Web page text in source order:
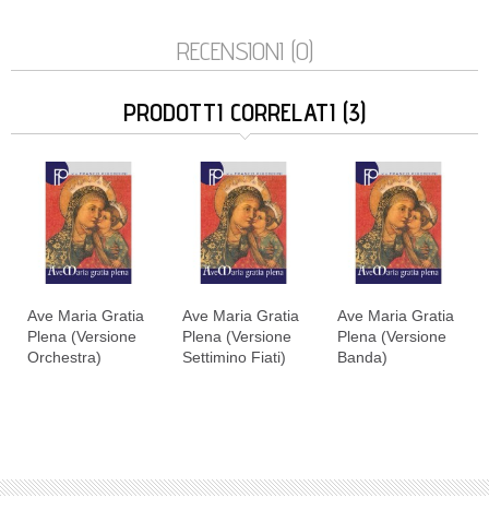
RECENSIONI (0)
PRODOTTI CORRELATI (3)
Ave Maria Gratia
Plena (Versione
Orchestra)
Ave Maria Gratia
Plena (Versione
Settimino Fiati)
Ave Maria Gratia
Plena (Versione
Banda)